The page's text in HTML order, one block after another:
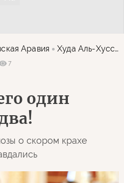
Аравия Худа Аль-Хуссейни
7
один
о скором крахе